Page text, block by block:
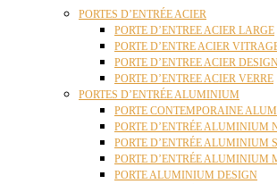
PORTES D’ENTRÉE ACIER
PORTE D’ENTREE ACIER LARGE
PORTE D’ENTRE ACIER
PORTE D’ENTREE ACIER
PORTE D’ENTREE ACIER VERRE
PORTES D’ENTRÉE ALUMINIUM
PORTE CONTEMPORAINE
PORTE D’ENTRÉE ALUMINIUM
PORTE D’ENTRÉE ALUMINIUM
PORTE D’ENTRÉE ALUMINIUM
PORTE ALUMINIUM DESIGN